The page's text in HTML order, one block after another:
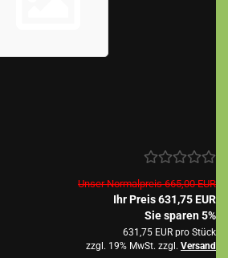
Unser Normalpreis 665,00 EUR
Ihr Preis 631,75 EUR
Sie sparen 5%
631,75 EUR pro Stück
zzgl. 19% MwSt. zzgl. Versand